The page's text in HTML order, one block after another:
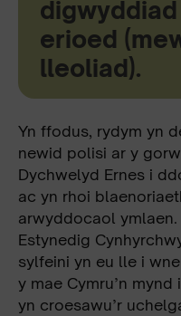
erioed
lleoliad).
Yn ffodus, rydym yn
newid polisi ar y
Dychwelyd Ernes i
ac yn rhoi
arwyddocaol
Estynedig
sylfeini yn eu lle i
y mae Cymru’n
yn croesawu’r